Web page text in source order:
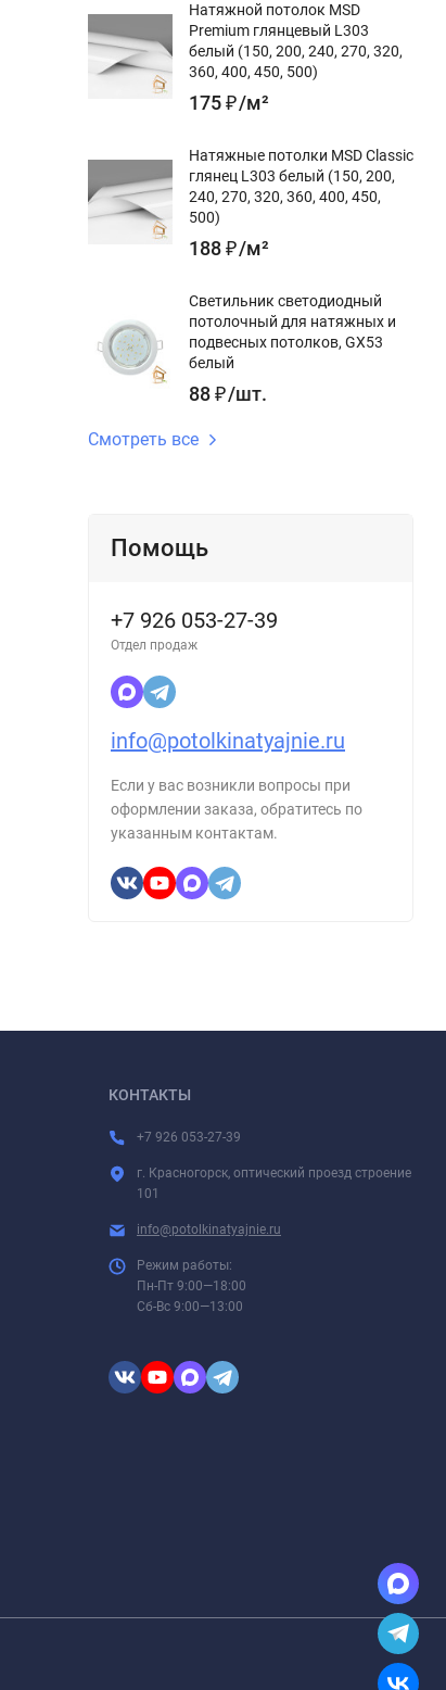
Натяжной потолок MSD
Premium глянцевый L303
белый (150, 200, 240, 270, 320,
360, 400, 450, 500)
175₽/м²
Натяжные потолки MSD Classic
глянец L303 белый (150, 200,
240, 270, 320, 360, 400, 450,
500)
188₽/м²
Светильник светодиодный
потолочный для натяжных и
подвесных потолков, GX53
белый
88₽/шт.
Смотреть все
Помощь
+7 926 053-27-39
Отдел продаж
info@potolkinatyajnie.ru
Если у вас возникли вопросы при
оформлении заказа, обратитесь по
указанным контактам.
КОНТАКТЫ
+7 926 053-27-39
г. Красногорск, оптический проезд строение
101
info@potolkinatyajnie.ru
Режим работы:
Пн-Пт 9:00—18:00
Сб-Вс 9:00—13:00